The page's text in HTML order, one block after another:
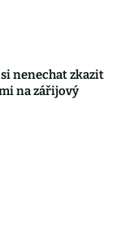
si nenechat zkazit
na zářijový